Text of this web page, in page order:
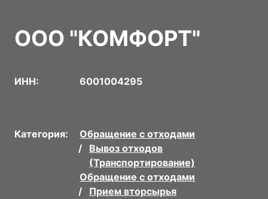
ООО "КОМФОРТ"
ИНН: 6001004295
Категория:
Обращение с отходами
Вывоз отходов
(Транспортирование)
Обращение с отходами
Прием вторсырья